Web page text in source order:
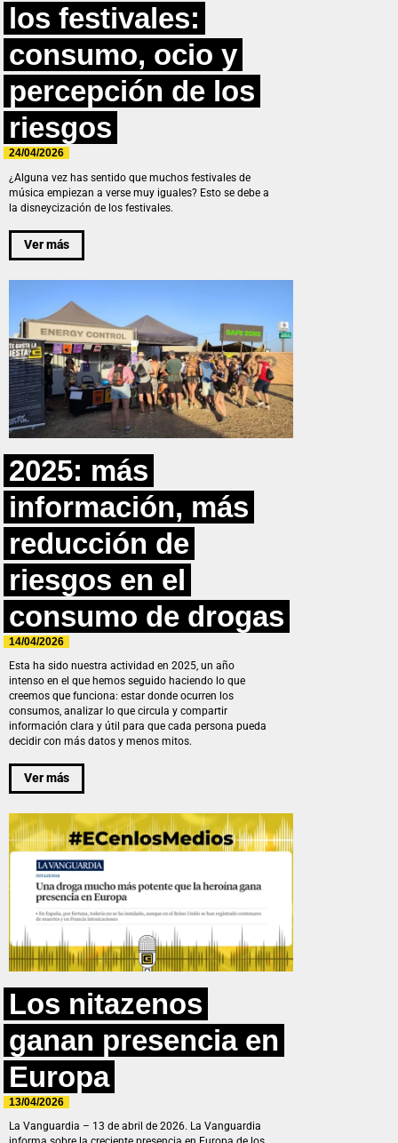
los festivales:
consumo, ocio y
percepción de los
riesgos
24/04/2026
¿Alguna vez has sentido que muchos festivales de
música empiezan a verse muy iguales? Esto se debe a
la disneycización de los festivales.
Ver más
2025: más
información, más
reducción de
riesgos en el
consumo de drogas
14/04/2026
Esta ha sido nuestra actividad en 2025, un año
intenso en el que hemos seguido haciendo lo que
creemos que funciona: estar donde ocurren los
consumos, analizar lo que circula y compartir
información clara y útil para que cada persona pueda
decidir con más datos y menos mitos.
Ver más
Los nitazenos
ganan presencia en
Europa
13/04/2026
La Vanguardia – 13 de abril de 2026. La Vanguardia